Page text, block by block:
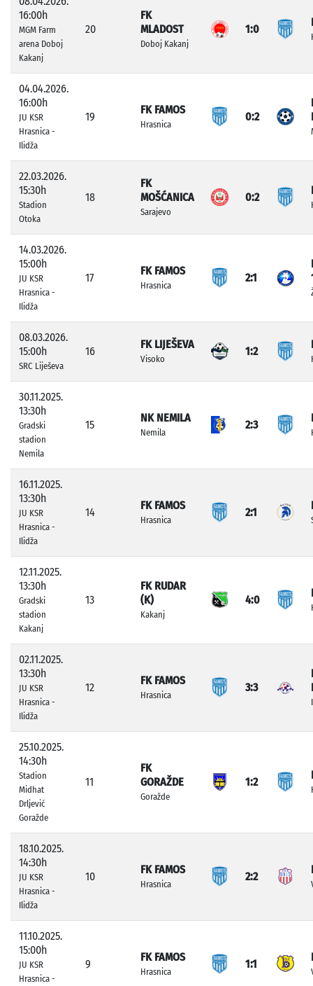
16:00h
MGM Farm
arena Doboj
Kakanj
20
FK
MLADOST
Doboj Kakanj
1:0
04.04.2026.
16:00h
JU KSR
Hrasnica -
Ilidža
19
FK FAMOS
Hrasnica
0:2
22.03.2026.
15:30h
Stadion
Otoka
18
FK
MOŠĆANICA
Sarajevo
0:2
14.03.2026.
15:00h
JU KSR
Hrasnica -
Ilidža
17
FK FAMOS
Hrasnica
2:1
08.03.2026.
15:00h
SRC Liješeva
16
FK LIJEŠEVA
Visoko
1:2
30.11.2025.
13:30h
Gradski
stadion
Nemila
15
NK NEMILA
Nemila
2:3
16.11.2025.
13:30h
JU KSR
Hrasnica -
Ilidža
14
FK FAMOS
Hrasnica
2:1
12.11.2025.
13:30h
Gradski
stadion
Kakanj
13
FK RUDAR
(K)
Kakanj
4:0
02.11.2025.
13:30h
JU KSR
Hrasnica -
Ilidža
12
FK FAMOS
Hrasnica
3:3
25.10.2025.
14:30h
Stadion
Midhat
Drljević
Goražde
11
FK
GORAŽDE
Goražde
1:2
18.10.2025.
14:30h
JU KSR
Hrasnica -
Ilidža
10
FK FAMOS
Hrasnica
2:2
11.10.2025.
15:00h
JU KSR
Hrasnica -
9
FK FAMOS
Hrasnica
1:1